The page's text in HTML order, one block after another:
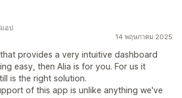
14 พฤษภาคม 2025
provides a very intuitive dashboard
easy, then Alia is for you. For us it
is the right solution.
of this app is unlike anything we've
อป